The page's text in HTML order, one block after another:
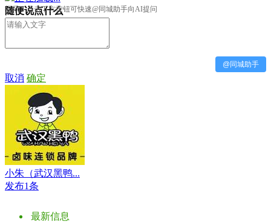
随便说点什么
提示：点击下方按钮可快速@同城助手向AI提问
@同城助手
取消 确定
小朱（武汉黑鸭...
发布1条
最新信息